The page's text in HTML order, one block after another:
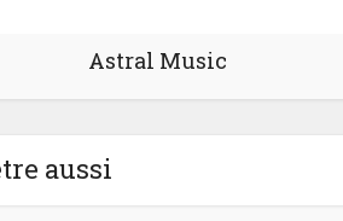
Astral Music
aussi